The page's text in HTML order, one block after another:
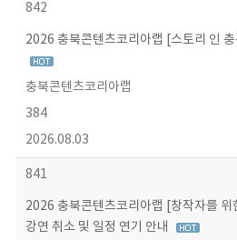
842
2026 충북콘텐츠코리아랩 [스토리 인
충북콘텐츠코리아랩
384
2026.08.03
841
2026 충북콘텐츠코리아랩 [창작자를
강연 취소 및 일정 연기 안내